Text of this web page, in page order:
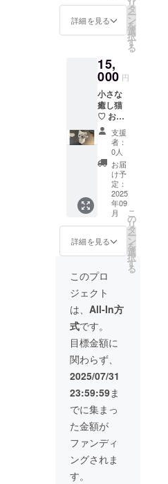
すが、
手作り
ムラは
おおめ
に見て
下さ
い。 ※
木目は
ひとつ
ひとつ
異なり
ます。
︎※ 手作
りのた
め、お
届け予
定月が
場合は
メール
知らせ
いたし
ます。
人の作
品で
で、リ
ターン
品とし
て制作
するこ
とを心
良く引
き受け
てくれ
まし
た。 木
材を貼
り合わ
せた無
垢材を
レー
ザー
し、UV
ジェッ
トプリ
ンタで
カラフ
ルなイ
ラスト
をプリ
ントし
す。裏
側は木
目の美
しさを
楽しん
でもら
いた
ても可
愛い。
長さ：
約 22.5
チ 高
さ：約
12セン
チ 趣味
で、一
緒に木
工細工
をして
いた知
人の作
品で
す。知
人も猫
好き
で、リ
ターン
品とし
とを心
良く引
き受け
てくれ
まし
た。 木
材を貼
り合わ
せた無
垢材を
レー
ザー
カッ
ター
し、UV
インク
ジェッ
トプリ
詳細を見る
リ
タ
ー
ン
を
選
択
す
る
15,
000 円
小さな
癒し猫︎︎
♡ お礼
のメー
ルと共
に『小
さな癒
し猫』
をお届
けいた
しま
す。 リ
クエス
トに応
じま
す。愛
猫やお
好きな
猫ちゃ
んを制
作いた
しま
す。 サ
バと
ら・キ
ジと
ら、が
居ま
す。 サ
イズ：
高さ：5
セン
チ・
幅：約3
支援
者：
0人
お届
け予
定：
2025
年09
月
詳細を見る
こ
の
リ
タ
ー
ン
を
選
択
す
る
このプロ
ジェクト
は、 All-In方
式です。
目標金額に
関わらず、
2025/07/31
23:59:59ま
でに集まっ
た金額が
ファンディ
ングされま
す。